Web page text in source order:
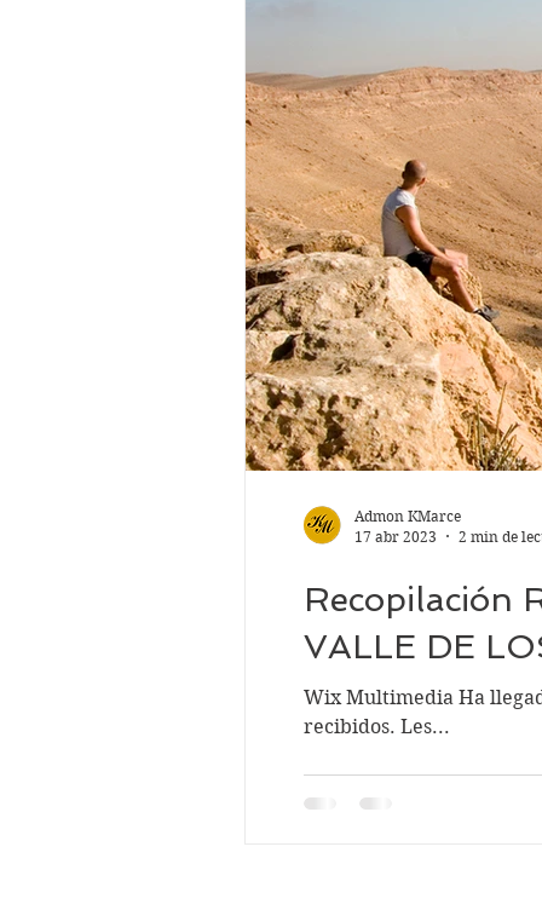
Recopilación
VALLE DE
Wix Multimedia Ha
recibidos. Les...
Admon KMarce
17 abr 2023
2 min de